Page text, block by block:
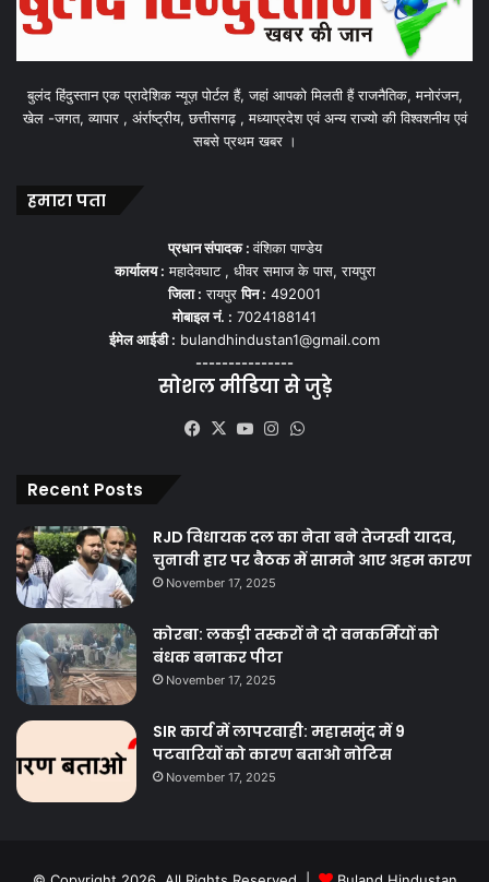
बुलंद हिंदुस्तान एक प्रादेशिक न्यूज़ पोर्टल हैं, जहां आपको मिलती हैं राजनैतिक, मनोरंजन,
खेल -जगत, व्यापार , अंर्राष्ट्रीय, छत्तीसगढ़ , मध्याप्रदेश एवं अन्य राज्यो की विश्वशनीय एवं
सबसे प्रथम खबर ।
हमारा पता
प्रधान संपादक :वंशिका पाण्डेय
कार्यालय : महादेवघाट , धीवर समाज के पास, रायपुरा
जिला : रायपुरपिन : 492001
मोबाइल नं. : 7024188141
ईमेल आईडी : bulandhindustan1@gmail.com
---------------
सोशल मीडिया से जुड़े
Facebook
X YouTubeInstagram
Recent Posts
RJD विधायक दल का नेता बने तेजस्वी यादव,
चुनावी हार पर बैठक में सामने आए अहम कारण
November 17, 2025
कोरबा: लकड़ी तस्करों ने दो वनकर्मियों को
बंधक बनाकर पीटा
November 17, 2025
SIR कार्य में लापरवाही: महासमुंद में 9
पटवारियों को कारण बताओ नोटिस
November 17, 2025